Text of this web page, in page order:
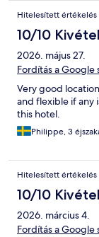
Hitelesített értékelés
10/10
2026. május 27.
Fordítás a
Very good
and flexible if any
this hotel.
Philippe, 3
Hitelesített értékelés
10/10
2026. március 4.
Fordítás a